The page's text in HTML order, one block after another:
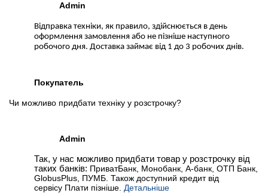
Admin
Відправка техніки, як правило, здійснюється в день
оформлення замовлення або не пізніше наступного
робочого дня. Доставка займає від 1 до 3 робочих днів.
Покупатель
Чи можливо придбати техніку у розстрочку?
Admin
Так, у нас можливо придбати товар у розстрочку від
таких банків: ПриватБанк, Монобанк, А-банк, ОТП Банк,
GlobusPlus, ПУМБ. Також доступний кредит від
сервісу Плати пізніше. Детальніше